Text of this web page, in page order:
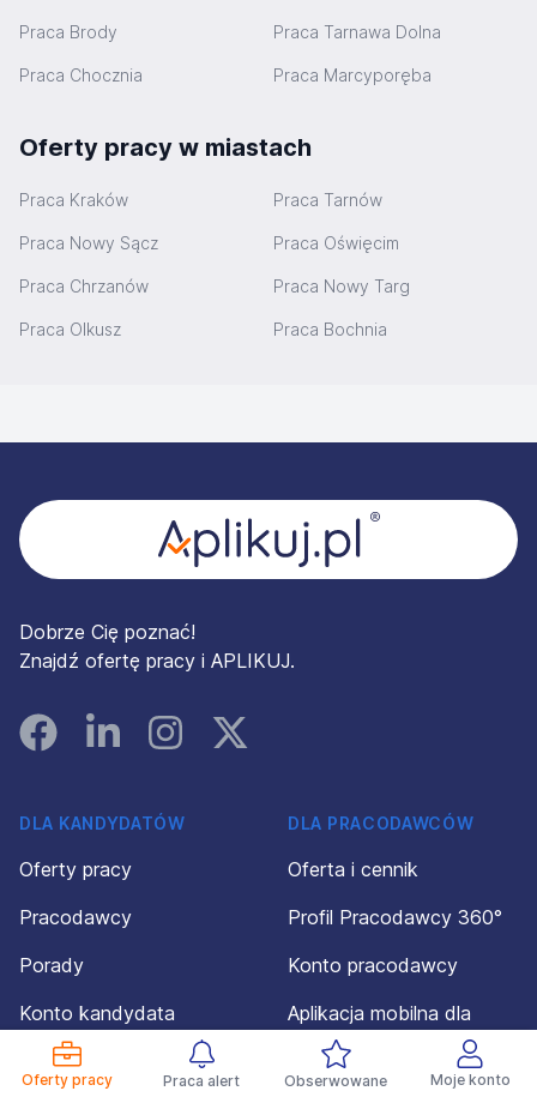
Oferty pracy Praca alert Obserwowane Moje konto
Praca Brody Praca Tarnawa Dolna
Praca Chocznia Praca Marcyporęba
Oferty pracy w miastach
Praca Kraków Praca Tarnów
Praca Nowy Sącz Praca Oświęcim
Praca Chrzanów Praca Nowy Targ
Praca Olkusz Praca Bochnia
Dobrze Cię poznać!
Znajdź ofertę pracy i APLIKUJ.
FacebookLinked InInstagramInstagram
DLA KANDYDATÓW
Oferty pracy
Pracodawcy
Porady
Konto kandydata
Regulamin dla
kandydatów
DLA PRACODAWCÓW
Oferta i cennik
Profil Pracodawcy 360°
Konto pracodawcy
Aplikacja mobilna dla
pracodawców
Regulamin dla